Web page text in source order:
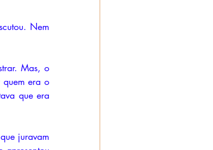
Nem
Mas, o
era o
que era
juravam